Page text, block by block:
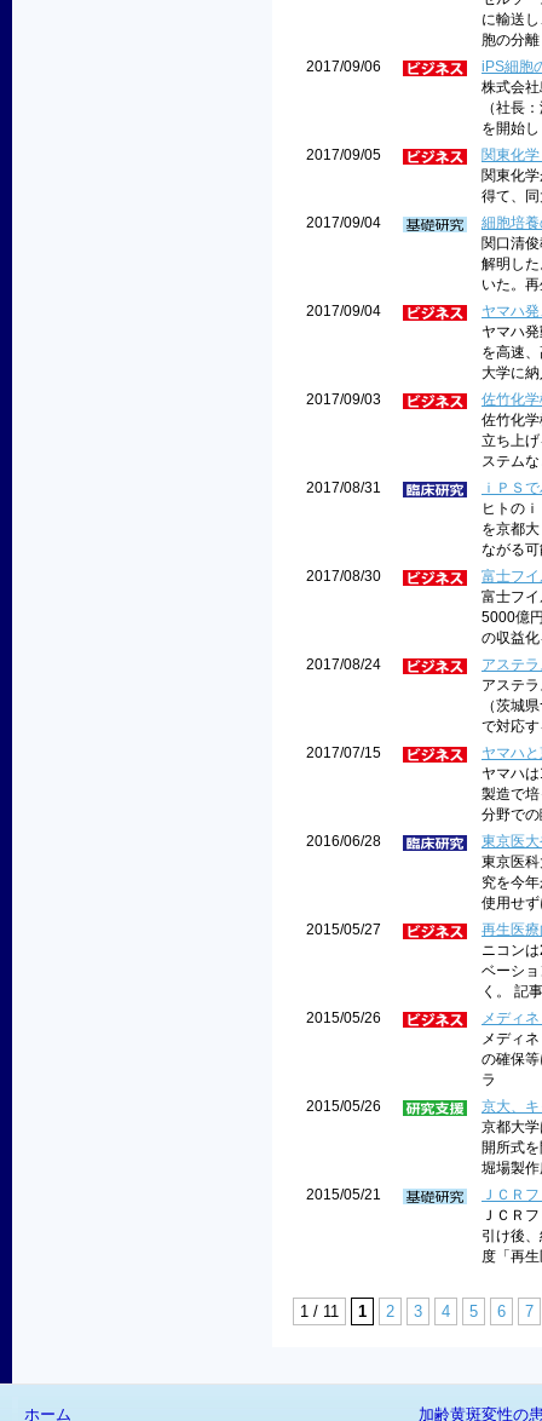
に輸送
胞の分
2017/09/06
iPS細胞
株式会
（社長
を開始
2017/09/05
関東化
関東化
得て、
2017/09/04
細胞培
関口清
解明し
いた。
2017/09/04
ヤマハ
ヤマハ
を高速
大学に
2017/09/03
佐竹化
佐竹化
立ち上
ステム
2017/08/31
ｉＰＳ
ヒトの
を京都
ながる
2017/08/30
富士フ
富士フ
5000億
の収益
2017/08/24
アステ
アステ
（茨城
で対応
2017/07/15
ヤマハ
ヤマハ
製造で
分野で
2016/06/28
東京医
東京医
究を今
使用せ
2015/05/27
再生医
ニコン
ベーシ
く。 記
2015/05/26
メディ
メディ
の確保
ラ
2015/05/26
京大、
京都大
開所式
堀場製
2015/05/21
ＪＣＲ
ＪＣＲ
引け後
度「再
1 / 11 1 2 3 4 5 6 7
ホーム 加齢黄斑変性の